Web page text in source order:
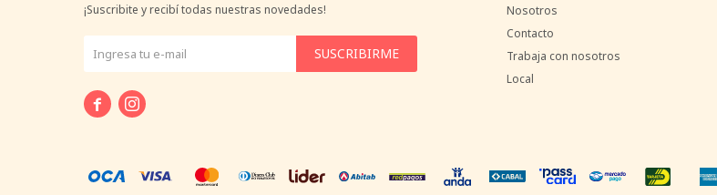
Nosotros
Contacto
Trabaja con nosotros
Local
¡Suscribite y recibí todas nuestras novedades!
SUSCRIBIRME
 